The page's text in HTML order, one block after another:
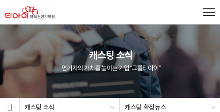
캐스팅 소식
연기자의 가치를 높이는 기업 “그룹티아이”
캐스팅 소식 캐스팅 확정뉴스